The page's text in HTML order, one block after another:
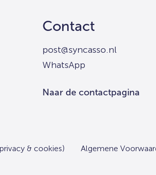
Contact
post@syncasso.nl
WhatsApp
Naar de contactpagina
& cookies) Algemene